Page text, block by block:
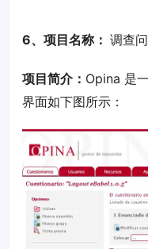
6、项目名称： 调查
项目简介： Opina 是
界面如下图所示：